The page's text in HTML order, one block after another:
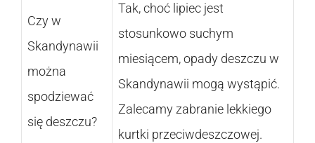
Czy w
Skandynawii
można
spodziewać
się deszczu?
Tak, choć lipiec jest
stosunkowo suchym
miesiącem, opady deszczu w
Skandynawii mogą wystąpić.
Zalecamy zabranie lekkiego
kurtki przeciwdeszczowej.